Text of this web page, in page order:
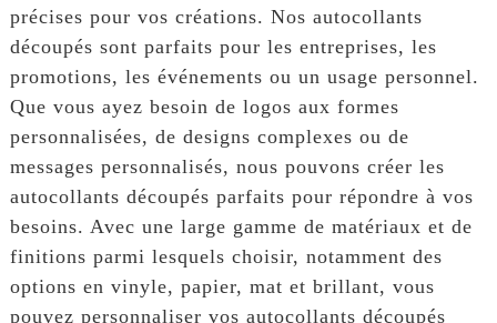
précises pour vos créations. Nos autocollants
découpés sont parfaits pour les entreprises, les
promotions, les événements ou un usage personnel.
Que vous ayez besoin de logos aux formes
personnalisées, de designs complexes ou de
messages personnalisés, nous pouvons créer les
autocollants découpés parfaits pour répondre à vos
besoins. Avec une large gamme de matériaux et de
finitions parmi lesquels choisir, notamment des
options en vinyle, papier, mat et brillant, vous
pouvez personnaliser vos autocollants découpés